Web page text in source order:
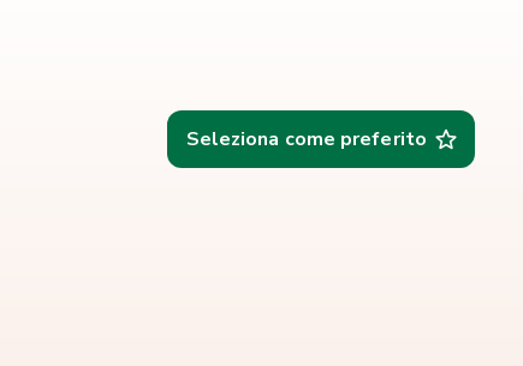
Seleziona come preferito